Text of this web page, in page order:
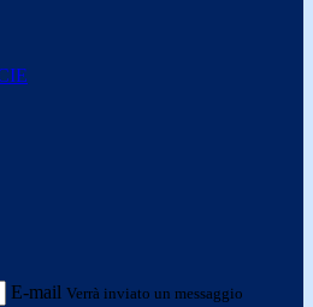
E-mail Verrà inviato un messaggio